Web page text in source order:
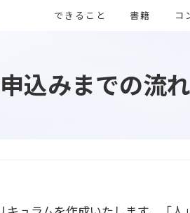
できること 書籍 コ
込みまでの流れ